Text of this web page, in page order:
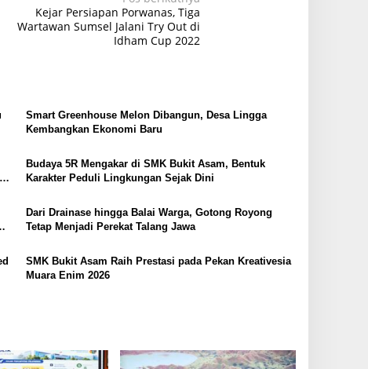
Kejar Persiapan Porwanas, Tiga
Wartawan Sumsel Jalani Try Out di
Idham Cup 2022
Smart Greenhouse Melon Dibangun, Desa Lingga
Kembangkan Ekonomi Baru
Budaya 5R Mengakar di SMK Bukit Asam, Bentuk
Karakter Peduli Lingkungan Sejak Dini
Dari Drainase hingga Balai Warga, Gotong Royong
Tetap Menjadi Perekat Talang Jawa
SMK Bukit Asam Raih Prestasi pada Pekan Kreativesia
Muara Enim 2026